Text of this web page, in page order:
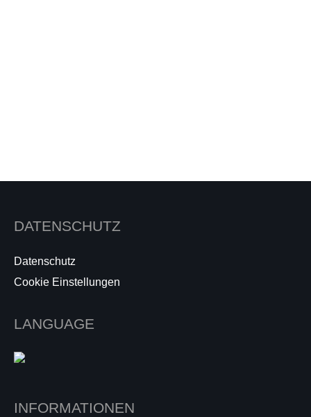
DATENSCHUTZ
Datenschutz
Cookie Einstellungen
LANGUAGE
INFORMATIONEN